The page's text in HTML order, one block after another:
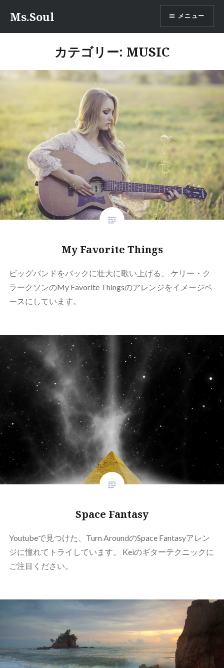
テ
へ
ッ
プ
Ms.Soul メニュー
カテゴリー: MUSIC
My Favorite Things
ビッグバンドをバックに壮大に歌い上げる、 ケリー・ク
ラークソンのMy Favorite Thingsのアレンジをイメージベ
ースにしています。
Space Fantasy
Youtubeで見つけた、Turn AroundのSpace Fantasyアレン
ジに憧れてトライしています。 Keiのギターテクニックに
ご注目ください。